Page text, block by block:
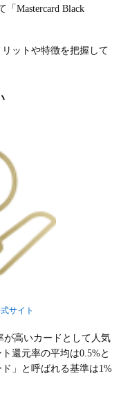
「Mastercard Black
ットや特徴を把握して
サイト
が高いカードとして人気
還元率の平均は0.5%と
」と呼ばれる基準は1%